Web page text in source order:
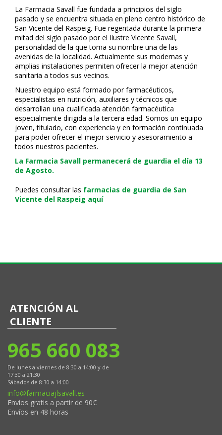
La Farmacia Savall fue fundada a principios del siglo
pasado y se encuentra situada en pleno centro histórico de
San Vicente del Raspeig. Fue regentada durante la primera
mitad del siglo pasado por el Ilustre Vicente Savall,
personalidad de la que toma su nombre una de las
avenidas de la localidad. Actualmente sus modernas y
amplias instalaciones permiten ofrecer la mejor atención
sanitaria a todos sus vecinos.
Nuestro equipo está formado por farmacéuticos,
especialistas en nutrición, auxiliares y técnicos que
desarrollan una cualificada atención farmacéutica
especialmente dirigida a la tercera edad. Somos un equipo
joven, titulado, con experiencia y en formación continuada
para poder ofrecer el mejor servicio y asesoramiento a
todos nuestros pacientes.
La Farmacia Savall permanecerá de guardia el día 13
de Agosto.
Puedes consultar las farmacias de guardia de San
Vicente del Raspeig aquí
ATENCIÓN AL
CLIENTE
965 660 083
De lunes a viernes de 8:30 a 14:00 y de
17:30 a 21:30
Sábados de 8:30 a 14:00
info@farmaciajlsavall.es
Envíos gratis a partir de 90€
Envíos en 48 horas